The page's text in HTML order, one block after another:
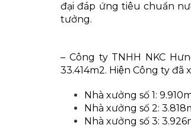
đại đáp ứng tiêu chuẩn
tưởng.
– Công ty TNHH NKC
33.414m2. Hiện Công ty
Nhà xưởng số 1:
Nhà xưởng số 2:
Nhà xưởng số 3: